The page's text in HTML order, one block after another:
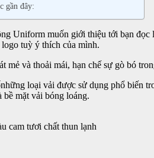
gần đây:
Uniform muốn giới thiệu tới bạn
tuỳ ý thích của mình.
mẻ và thoải mái, hạn chế sự gò bó
loại vải được sử dụng phổ biến
mặt vải bóng loáng.
cam tươi chất thun lạnh